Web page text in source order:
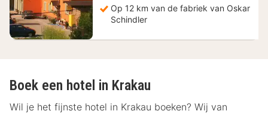
Op 12 km van de fabriek van Oskar
Schindler
Boek een hotel in Krakau
Wil je het fijnste hotel in Krakau boeken? Wij van